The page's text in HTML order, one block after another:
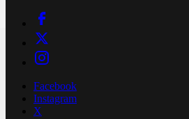
Facebook
Instagram
X